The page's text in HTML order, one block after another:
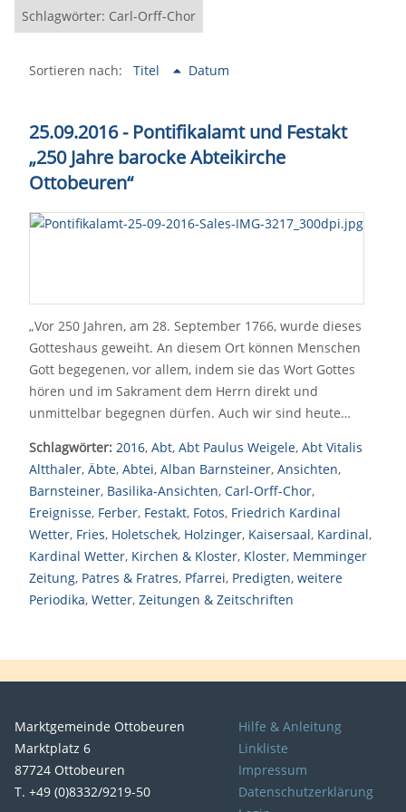
Schlagwörter: Carl-Orff-Chor
Sortieren nach: Titel Datum
25.09.2016 - Pontifikalamt und Festakt
„250 Jahre barocke Abteikirche
Ottobeuren“
„Vor 250 Jahren, am 28. September 1766, wurde dieses
Gotteshaus geweiht. An diesem Ort können Menschen
Gott begegenen, vor allem, indem sie das Wort Gottes
hören und im Sakrament dem Herrn direkt und
unmittelbar begegnen dürfen. Auch wir sind heute…
Schlagwörter: 2016, Abt, Abt Paulus Weigele, Abt Vitalis
Altthaler, Äbte, Abtei, Alban Barnsteiner, Ansichten,
Barnsteiner, Basilika-Ansichten, Carl-Orff-Chor,
Ereignisse, Ferber, Festakt, Fotos, Friedrich Kardinal
Wetter, Fries, Holetschek, Holzinger, Kaisersaal, Kardinal,
Kardinal Wetter, Kirchen & Kloster, Kloster, Memminger
Zeitung, Patres & Fratres, Pfarrei, Predigten, weitere
Periodika, Wetter, Zeitungen & Zeitschriften
Marktgemeinde Ottobeuren
Marktplatz 6
87724 Ottobeuren
T. +49 (0)8332/9219-50
Hilfe & Anleitung
Linkliste
Impressum
Datenschutzerklärung